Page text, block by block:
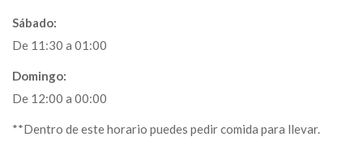
Sábado:
De 11:30 a 01:00
Domingo:
De 12:00 a 00:00
**Dentro de este horario puedes pedir comida para llevar.